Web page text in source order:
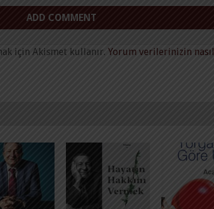
için Akismet kullanır. Yorum verilerinizin nasıl